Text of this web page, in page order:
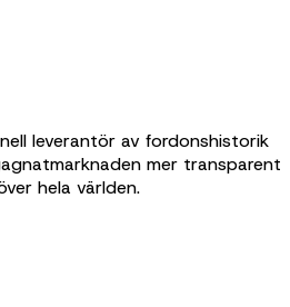
leverantör av fordonshistorik
mer transparent
hela världen.